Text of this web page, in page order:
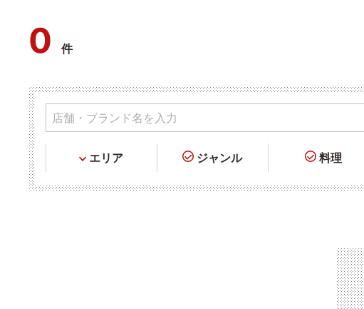
0件
エリア ジャンル 料理